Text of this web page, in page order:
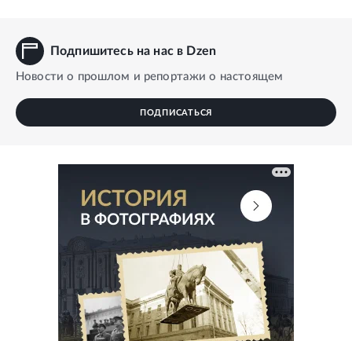
Подпишитесь на нас в Dzen
Новости о прошлом и репортажи о настоящем
ПОДПИСАТЬСЯ